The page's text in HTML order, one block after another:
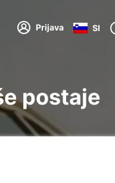
Prijava SI
postaje